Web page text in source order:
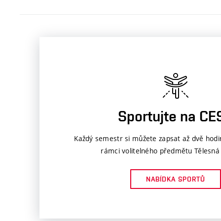
Sportujte na
Každý semestr si můžete zapsat až dvě
rámci volitelného předmětu
NABÍDKA SPORTŮ